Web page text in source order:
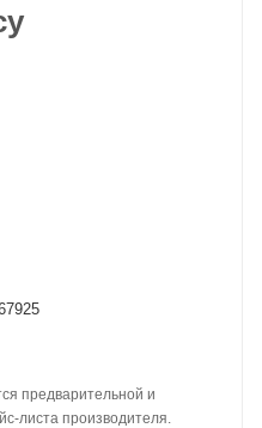
предварительной и
листа производителя.